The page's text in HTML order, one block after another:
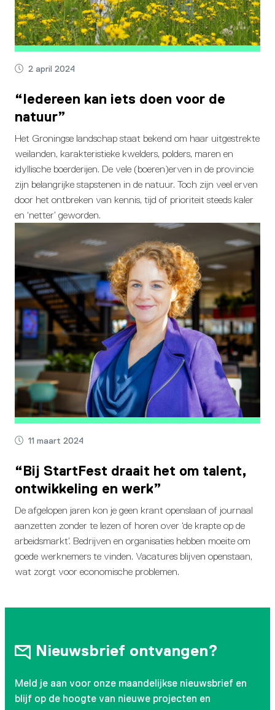
2 april 2024
“Iedereen kan iets doen voor de
natuur”
Het Groningse landschap staat bekend om haar uitgestrekte
weilanden, karakteristieke kwelders, polders, maren en
idyllische boerderijen. De vele (boeren)erven in de provincie
zijn belangrijke stapstenen in de natuur. Toch zijn veel erven
door het ontbreken van kennis, tijd of prioriteit steeds kaler
en ‘netter’ geworden.
11 maart 2024
“Bij StartFest draait het om talent,
ontwikkeling en werk”
De afgelopen jaren kon je geen krant openslaan of journaal
aanzetten zonder te lezen of horen over ‘de krapte op de
arbeidsmarkt’. Bedrijven en organisaties hebben moeite om
goede werknemers te vinden. Vacatures blijven openstaan,
wat zorgt voor economische problemen.
Nieuwsbrief ontvangen?
Meld je aan voor onze maandelijkse nieuwsbrief en
blijf op de hoogte van nieuwe projecten en